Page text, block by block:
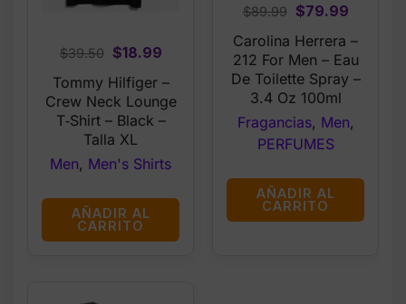
$39.50
Original
price
was:
$39.50.
$18.99Current
is:
$18.99.
Tommy Hilfiger –
Crew Neck Lounge
T‑Shirt – Black –
Talla XL
Men, Men's Shirts
AÑADIR AL
CARRITO
$89.99
Original
price
was:
$89.99.
$79.99Current
is:
$79.99.
Carolina Herrera –
212 For Men – Eau
De Toilette Spray –
3.4 Oz 100ml
Fragancias, Men,
PERFUMES
AÑADIR AL
CARRITO